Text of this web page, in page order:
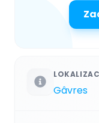
Gâvres